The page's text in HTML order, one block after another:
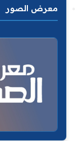
معرض الصور